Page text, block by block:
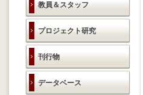
教員＆スタッフ
プロジェクト研究
刊行物
データベース